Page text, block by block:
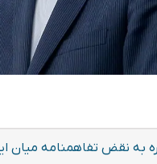
به نقض تفاهمنامه میان